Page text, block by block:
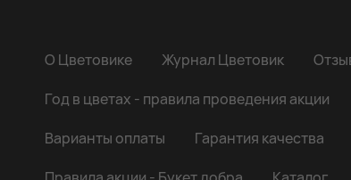
О Цветовике Журнал Цветовик
Год в цветах - правила проведения акции
Варианты оплаты
Гарантия качества